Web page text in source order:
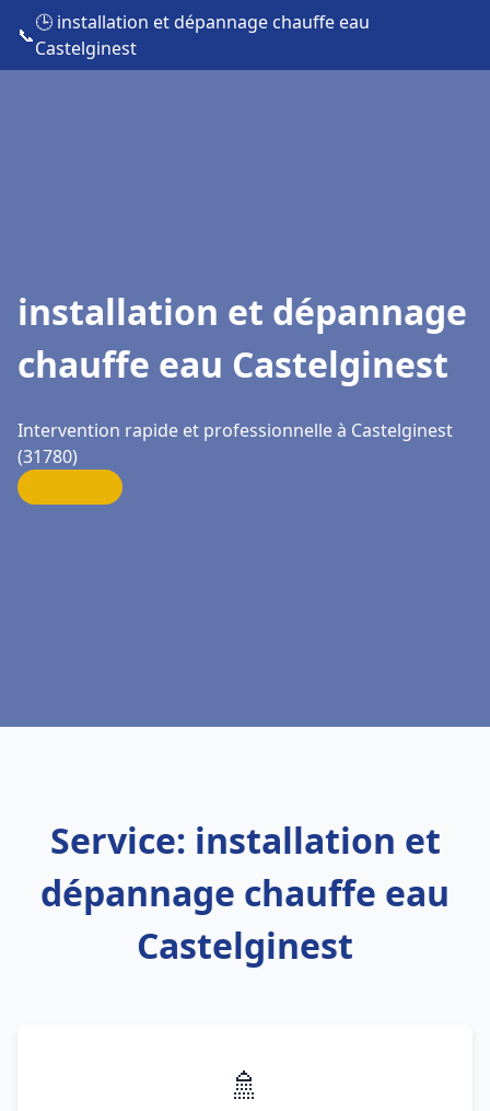
📞
🕒 installation et dépannage chauffe eau
Castelginest
installation et dépannage
chauffe eau Castelginest
Intervention rapide et professionnelle à Castelginest
(31780)
Service: installation et
dépannage chauffe eau
Castelginest
🚿